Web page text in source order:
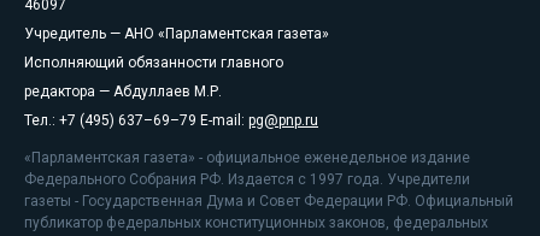
46097
Учредитель — АНО «Парламентская газета»
Исполняющий обязанности главного
редактора — Абдуллаев М.Р.
Тел.: +7 (495) 637–69–79 E-mail: pg@pnp.ru
«Парламентская газета» - официальное еженедельное издание
Федерального Собрания РФ. Издается с 1997 года. Учредители
газеты - Государственная Дума и Совет Федерации РФ. Официальный
публикатор федеральных конституционных законов, федеральных